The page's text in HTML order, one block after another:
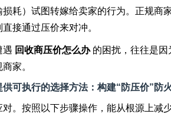
损耗）试图转嫁给卖家的行为。正规商
接通过压价来对冲。
遇 回收商压价怎么办的困扰，往往是因
家。
供可执行的选择方法：构建“防压价”防
。按照以下步骤操作，能从根源上减